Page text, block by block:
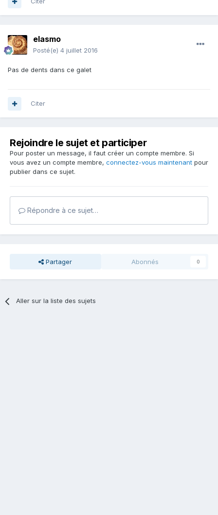
elasmo
Posté(e) 4 juillet 2016
Pas de dents dans ce galet
Citer
Rejoindre le sujet et participer
Pour poster un message, il faut créer un compte membre. Si
vous avez un compte membre, connectez-vous maintenant pour
publier dans ce sujet.
Répondre à ce sujet…
Partager Abonnés 0
Aller sur la liste des sujets